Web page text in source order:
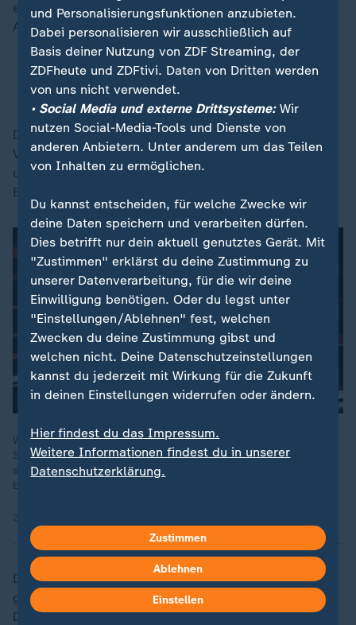
einer Stuttgarter Anwaltskanzlei ein Kurzgutachten in
Auftrag gegeben.
Gutachten entlastet Brosius-Gersdorf
Richterwahl: Spahn räumt Versäumnisse ein
Dieses kam zu dem vorläufigen Ergebnis, dass der
Vorwurf wissenschaftlichen Fehlverhaltens gegen sie
unbegründet sei, wie die Rechtsanwälte in einem
Begleitschreiben erklärten.
Wer schürte wann warum Stimmung gegen die Kandidatin der
SPD für das Richteramt am Bundesverfassungsgericht? Ließen
sich Unions-Mitglieder von rechter Stimmungsmache
beeinflussen?
Die Vorwürfe waren unmittelbar vor der am Ende
geplatzten Richterwahl imBundestag
laut geworden.
Der österreichische Plagiatssucher Stefan Weber
und Personalisierungsfunktionen anzubieten.
Dabei personalisieren wir ausschließlich auf
Basis deiner Nutzung von ZDF Streaming, der
ZDFheute und ZDFtivi. Daten von Dritten werden
von uns nicht verwendet.
• Social Media und externe Drittsysteme:Wir
nutzen Social-Media-Tools und Dienste von
anderen Anbietern. Unter anderem um das Teilen
von Inhalten zu ermöglichen.
Du kannst entscheiden, für welche Zwecke wir
deine Daten speichern und verarbeiten dürfen.
Dies betrifft nur dein aktuell genutztes Gerät. Mit
"Zustimmen" erklärst du deine Zustimmung zu
unserer Datenverarbeitung, für die wir deine
Einwilligung benötigen. Oder du legst unter
"Einstellungen/Ablehnen" fest, welchen
Zwecken du deine Zustimmung gibst und
welchen nicht. Deine Datenschutzeinstellungen
kannst du jederzeit mit Wirkung für die Zukunft
in deinen Einstellungen widerrufen oder ändern.
Hier findest du das Impressum.
Weitere Informationen findest du in unserer
Datenschutzerklärung.
Zustimmen
Ablehnen
Einstellen